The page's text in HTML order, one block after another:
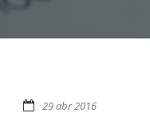
29 abr 2016